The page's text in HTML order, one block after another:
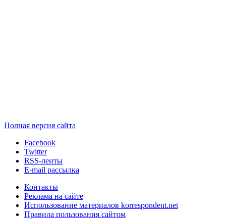
Полная версия сайта
Facebook
Twitter
RSS-ленты
E-mail рассылка
Контакты
Реклама на сайте
Использование материалов korrespondent.net
Правила пользования сайтом